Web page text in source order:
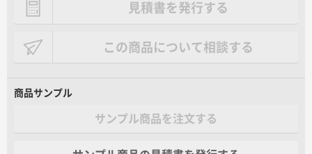
見積書を発行する
この商品について相談する
商品サンプル
サンプル商品を注文する